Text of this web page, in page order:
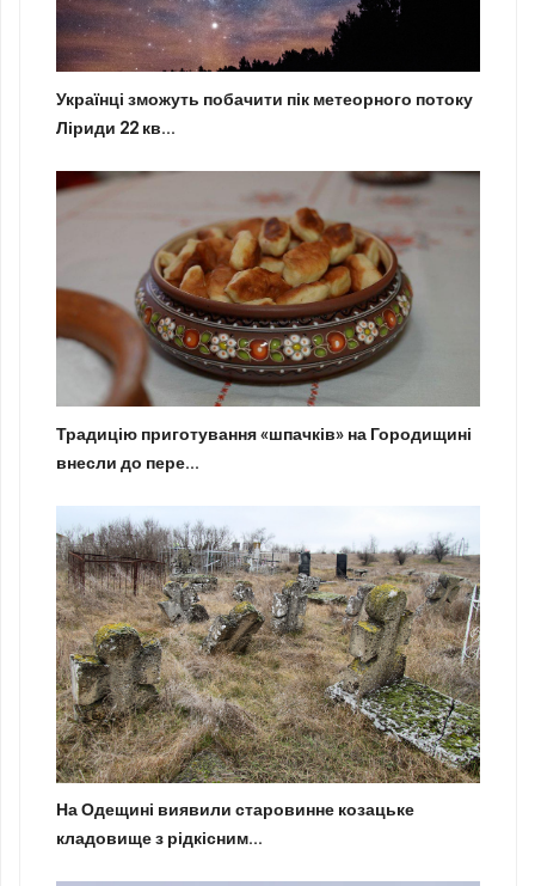
Українці зможуть побачити пік метеорного потоку
Ліриди 22 кв...
Традицію приготування «шпачків» на Городищині
внесли до пере...
На Одещині виявили старовинне козацьке
кладовище з рідкісним...